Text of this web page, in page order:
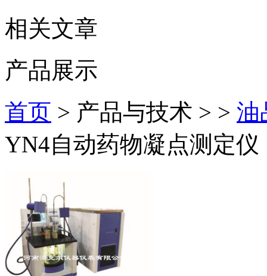
相关文章
产品展示
首页 > 产品与技术 > > 油
YN4自动药物凝点测定仪